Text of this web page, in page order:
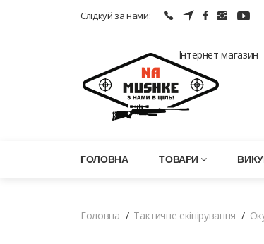
Слідкуй за нами:
Інтернет магазин
ГОЛОВНА ТОВАРИ
Головна Тактичне екіпірування